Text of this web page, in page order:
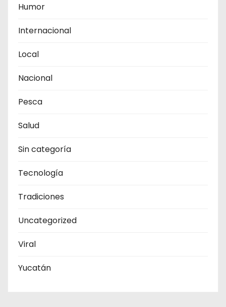
Humor
Internacional
Local
Nacional
Pesca
Salud
Sin categoría
Tecnología
Tradiciones
Uncategorized
Viral
Yucatán